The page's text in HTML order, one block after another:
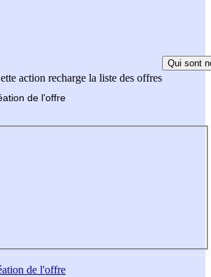
action recharge la liste des offres
Qui sont
de l'offre
de l'offre